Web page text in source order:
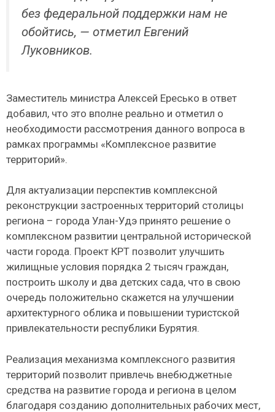
без федеральной поддержки нам не
обойтись, — отметил Евгений
Луковников.
Заместитель министра Алексей Ересько в ответ
добавил, что это вполне реально и отметил о
необходимости рассмотрения данного вопроса в
рамках программы «Комплексное развитие
территорий».
Для актуализации перспектив комплексной
реконструкции застроенных территорий столицы
региона – города Улан-Удэ принято решение о
комплексном развитии центральной исторической
части города. Проект КРТ позволит улучшить
жилищные условия порядка 2 тысяч граждан,
построить школу и два детских сада, что в свою
очередь положительно скажется на улучшении
архитектурного облика и повышении туристской
привлекательности республики Бурятия.
Реализация механизма комплексного развития
территорий позволит привлечь внебюджетные
средства на развитие города и региона в целом
благодаря созданию дополнительных рабочих мест,